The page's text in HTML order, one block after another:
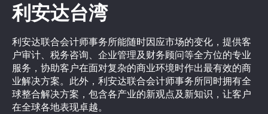
利安达台湾
利安达联合会计师事务所能随时因应市场的变化，提供客
户审计、税务咨询、企业管理及财务顾问等全方位的专业
服务，协助客户在面对复杂的商业环境时作出最有效的商
业解决方案。此外，利安达联合会计师事务所同时拥有全
球整合解决方案，包含各产业的新观点及新知识，让客户
在全球各地表现卓越。